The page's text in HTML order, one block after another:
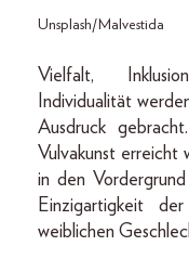
Unsplash/Malvestida
Vielfalt,
Individualität
Ausdruck
Vulvakunst erreicht
in den
Einzigartigkeit
weiblichen